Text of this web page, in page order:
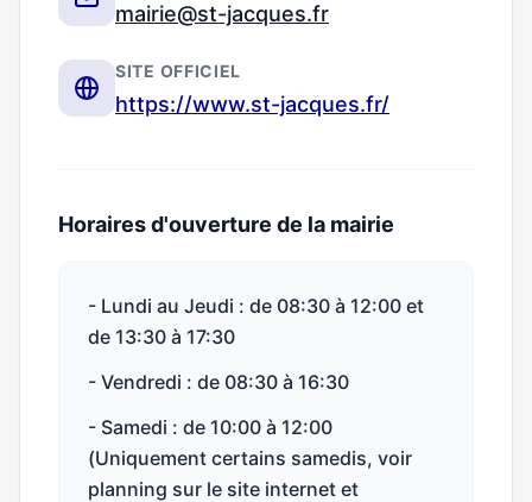
mairie@st-jacques.fr
SITE OFFICIEL
https://www.st-jacques.fr/
Horaires d'ouverture de la mairie
- Lundi au Jeudi : de 08:30 à 12:00 et
de 13:30 à 17:30
- Vendredi : de 08:30 à 16:30
- Samedi : de 10:00 à 12:00
(Uniquement certains samedis, voir
planning sur le site internet et